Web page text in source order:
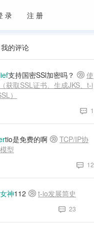
录 注 册
我的评论
支持国密SSl加密吗？
使
获取SSL证书、生成JKS、t-i
）
1
tio是免费的啊
TCP/IP协
型
12
神112 t-io发展简史
23